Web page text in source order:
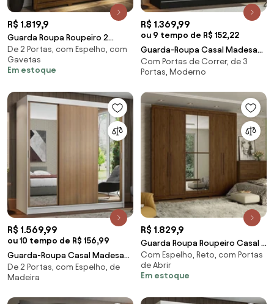
R$ 1.819,9
Guarda Roupa Roupeiro 2
Portas com Espelho 4 Gaveta
Castanho
De 2 Portas, com Espelho, com
Gavetas
Em estoque
R$ 1.369,99
ou 9 tempo de R$ 152,22
Guarda-Roupa Casal Madesa
Reno 3 Portas de Correr Preto
Cor:Preto
Com Portas de Correr, de 3
Portas, Moderno
R$ 1.569,99
ou 10 tempo de R$ 156,99
Guarda-Roupa Casal Madesa
Reno 3 Portas de Correr com
Espelhos Branco/Rustic
De 2 Portas, com Espelho, de
Madeira
R$ 1.829,9
Guarda Roupa Roupeiro Casal 6
Portas 4 Gavetas com Espelho
Com Espelho, Reto, com Portas
de Abrir
Em estoque